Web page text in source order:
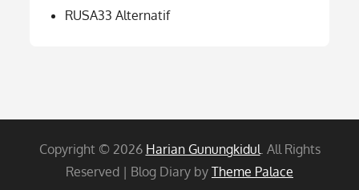
RUSA33 Alternatif
Copyright © 2026 Harian Gunungkidul. All Rights
Reserved | Blog Diary by Theme Palace